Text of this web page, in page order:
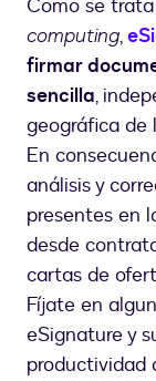
Como se
computing,
firmar
sencilla,
geográfica de
En
análisis y
presentes en
desde
cartas de
Fíjate en
eSignature y
productividad